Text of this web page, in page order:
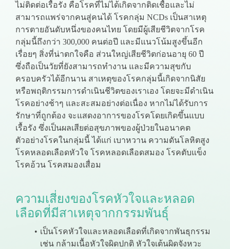
ไม่ติดต่อเรื้อรัง คือโรคที่ไม่ได้เกิดจากติดเชื้อและไม่
สามารถแพร่จากคนสู่คนได้ โรคกลุ่ม NCDs เป็นสาเหตุ
การตายอันดับหนึ่งของคนไทย โดยมีผู้เสียชีวิตจากโรค
กลุ่มนี้ถึงกว่า 300,000 คนต่อปี และมีแนวโน้มสูงขึ้นอีก
เรื่อยๆ สิ่งที่น่าตกใจคือ ส่วนใหญ่เสียชีวิตก่อนอายุ 60 ปี
ซึ่งถือเป็นวัยที่ยังสามารถทำงาน และมีความสุขกับ
ครอบครัวได้อีกนาน สาเหตุของโรคกลุ่มนี้เกิดจากนิสัย
หรือพฤติกรรมการดำเนินชีวิตของเราเอง โดยจะมีดำเนิน
โรคอย่างช้าๆ และสะสมอย่างต่อเนื่อง หากไม่ได้รับการ
รักษาที่ถูกต้อง จะแสดงอาการของโรคโดยเกิดขึ้นแบบ
เรื้อรัง ซึ่งเป็นผลเสียต่อสุขภาพของผู้ป่วยในอนาคต
ตัวอย่างโรคในกลุ่มนี้ ได้แก่ เบาหวาน ความดันโลหิตสูง
โรคหลอดเลือดหัวใจ โรคหลอดเลือดสมอง โรคตับแข็ง
โรคอ้วน โรคสมองเสื่อม
ความเสี่ยงของโรคหัวใจและหลอด
เลือดที่มีสาเหตุจากกรรมพันธุ์
เป็นโรคหัวใจและหลอดเลือดที่เกิดจากพันธุกรรม
เช่น กล้ามเนื้อหัวใจผิดปกติ หัวใจเต้นผิดจังหวะ